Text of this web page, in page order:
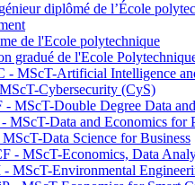
diplômé de l’École
de l'Ecole polytechnique
gradué de l'Ecole
- MScT-Artificial Intelligence
Cybersecurity (CyS)
MScT-Double Degree Data
MScT-Data and Economics for
Data Science for Business
- MScT-Economics, Data
MScT-Environmental